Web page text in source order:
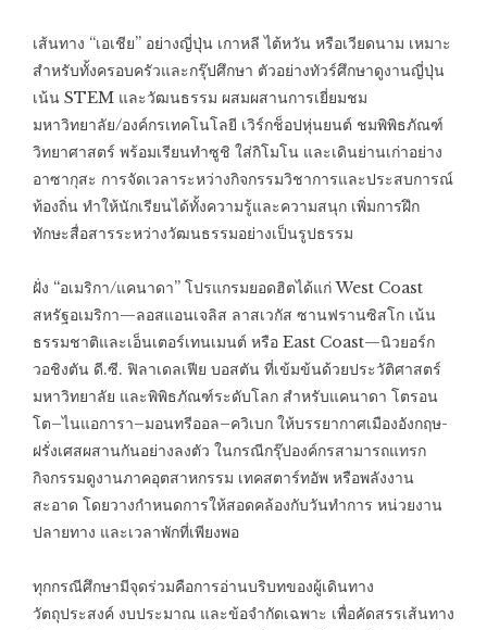
เส้นทาง “เอเชีย” อย่างญี่ปุ่น เกาหลี ไต้หวัน หรือเวียดนาม เหมาะ
สำหรับทั้งครอบครัวและกรุ๊ปศึกษา ตัวอย่างทัวร์ศึกษาดูงานญี่ปุ่น
เน้น STEM และวัฒนธรรม ผสมผสานการเยี่ยมชม
มหาวิทยาลัย/องค์กรเทคโนโลยี เวิร์กช็อปหุ่นยนต์ ชมพิพิธภัณฑ์
วิทยาศาสตร์ พร้อมเรียนทำซูชิ ใส่กิโมโน และเดินย่านเก่าอย่าง
อาซากุสะ การจัดเวลาระหว่างกิจกรรมวิชาการและประสบการณ์
ท้องถิ่น ทำให้นักเรียนได้ทั้งความรู้และความสนุก เพิ่มการฝึก
ทักษะสื่อสารระหว่างวัฒนธรรมอย่างเป็นรูปธรรม
ฝั่ง “อเมริกา/แคนาดา” โปรแกรมยอดฮิตได้แก่ West Coast
สหรัฐอเมริกา—ลอสแอนเจลิส ลาสเวกัส ซานฟรานซิสโก เน้น
ธรรมชาติและเอ็นเตอร์เทนเมนต์ หรือ East Coast—นิวยอร์ก
วอชิงตัน ดี.ซี. ฟิลาเดลเฟีย บอสตัน ที่เข้มข้นด้วยประวัติศาสตร์
มหาวิทยาลัย และพิพิธภัณฑ์ระดับโลก สำหรับแคนาดา โตรอน
โต–ไนแอการา–มอนทรีออล–ควิเบก ให้บรรยากาศเมืองอังกฤษ-
ฝรั่งเศสผสานกันอย่างลงตัว ในกรณีกรุ๊ปองค์กรสามารถแทรก
กิจกรรมดูงานภาคอุตสาหกรรม เทคสตาร์ทอัพ หรือพลังงาน
สะอาด โดยวางกำหนดการให้สอดคล้องกับวันทำการ หน่วยงาน
ปลายทาง และเวลาพักที่เพียงพอ
ทุกกรณีศึกษามีจุดร่วมคือการอ่านบริบทของผู้เดินทาง
วัตถุประสงค์ งบประมาณ และข้อจำกัดเฉพาะ เพื่อคัดสรรเส้นทาง